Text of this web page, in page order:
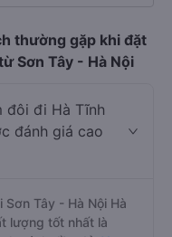
thường gặp khi đặt
Sơn Tây - Hà Nội
đôi đi Hà Tĩnh
đánh giá cao
Tây - Hà Nội Hà
lượng tốt nhất là